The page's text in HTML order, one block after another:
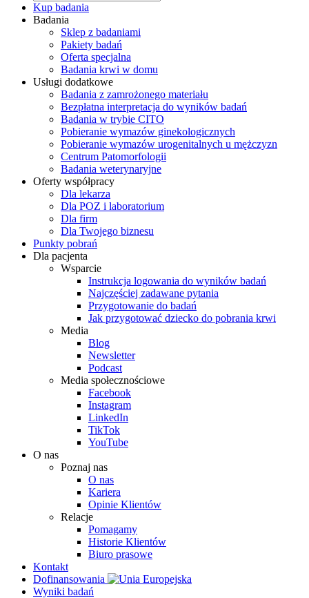
Kup badania
Badania
Sklep z badaniami
Pakiety badań
Oferta specjalna
Badania krwi w domu
Usługi dodatkowe
Badania z zamrożonego materiału
Bezpłatna interpretacja do wyników badań
Badania w trybie CITO
Pobieranie wymazów ginekologicznych
Pobieranie wymazów urogenitalnych u mężczyzn
Centrum Patomorfologii
Badania weterynaryjne
Oferty współpracy
Dla lekarza
Dla POZ i laboratorium
Dla firm
Dla Twojego biznesu
Punkty pobrań
Dla pacjenta
Wsparcie
Instrukcja logowania do wyników badań
Najczęściej zadawane pytania
Przygotowanie do badań
Jak przygotować dziecko do pobrania krwi
Media
Blog
Newsletter
Podcast
Media społecznościowe
Facebook
Instagram
LinkedIn
TikTok
YouTube
O nas
Poznaj nas
O nas
Kariera
Opinie Klientów
Relacje
Pomagamy
Historie Klientów
Biuro prasowe
Kontakt
Dofinansowania
Wyniki badań